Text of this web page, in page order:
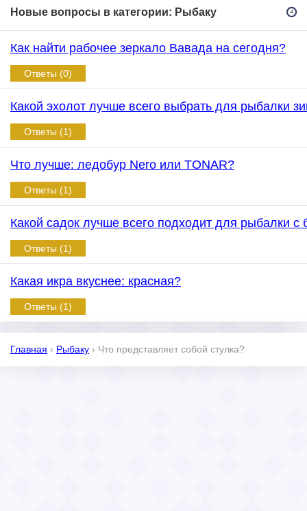
Новые вопросы в категории: Рыбаку
Как найти рабочее зеркало Вавада на сегодня?
Ответы (0)
Какой эхолот лучше всего выбрать для рыбалки
Ответы (1)
Что лучше: ледобур Nero или TONAR?
Ответы (1)
Какой садок лучше всего подходит для рыбалки с
Ответы (1)
Какая икра вкуснее: красная?
Ответы (1)
Главная › Рыбаку › Что представляет собой стулка?